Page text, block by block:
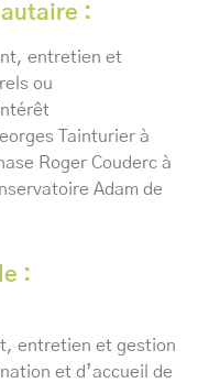
:
entretien et
ou
Tainturier à
Roger Couderc à
Adam de
:
entretien et gestion
et d’accueil de